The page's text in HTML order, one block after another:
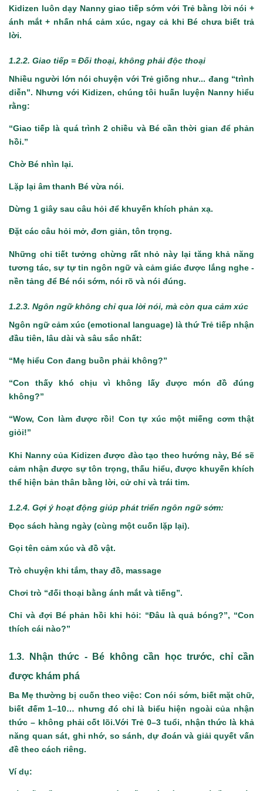
Kidizen luôn dạy Nanny giao tiếp sớm với Trẻ bằng lời nói +
ánh mắt + nhấn nhá cảm xúc, ngay cả khi Bé chưa biết trả
lời.
1.2.2. Giao tiếp = Đối thoại, không phải độc thoại
Nhiều người lớn nói chuyện với Trẻ giống như... đang “trình
diễn”. Nhưng với Kidizen, chúng tôi huấn luyện Nanny hiểu
rằng:
“Giao tiếp là quá trình 2 chiều và Bé cần thời gian để phản
hồi.”
Chờ Bé nhìn lại.
Lặp lại âm thanh Bé vừa nói.
Dừng 1 giây sau câu hỏi để khuyến khích phản xạ.
Đặt các câu hỏi mở, đơn giản, tôn trọng.
Những chi tiết tưởng chừng rất nhỏ này lại tăng khả năng
tương tác, sự tự tin ngôn ngữ và cảm giác được lắng nghe -
nền tảng để Bé nói sớm, nói rõ và nói đúng.
1.2.3. Ngôn ngữ không chỉ qua lời nói, mà còn qua cảm xúc
Ngôn ngữ cảm xúc (emotional language) là thứ Trẻ tiếp nhận
đầu tiên, lâu dài và sâu sắc nhất:
“Mẹ hiểu Con đang buồn phải không?”
“Con thấy khó chịu vì không lấy được món đồ đúng
không?”
“Wow, Con làm được rồi! Con tự xúc một miếng cơm thật
giỏi!”
Khi Nanny của Kidizen được đào tạo theo hướng này, Bé sẽ
cảm nhận được sự tôn trọng, thấu hiểu, được khuyến khích
thể hiện bản thân bằng lời, cử chỉ và trái tim.
1.2.4. Gợi ý hoạt động giúp phát triển ngôn ngữ sớm:
Đọc sách hàng ngày (cùng một cuốn lặp lại).
Gọi tên cảm xúc và đồ vật.
Trò chuyện khi tắm, thay đồ, massage
Chơi trò “đối thoại bằng ánh mắt và tiếng”.
Chỉ và đợi Bé phản hồi khi hỏi: “Đâu là quả bóng?”, “Con
thích cái nào?”
1.3. Nhận thức - Bé không cần học trước, chỉ cần
được khám phá
Ba Mẹ thường bị cuốn theo việc: Con nói sớm, biết mặt chữ,
biết đếm 1–10… nhưng đó chỉ là biểu hiện ngoài của nhận
thức – không phải cốt lõi.Với Trẻ 0–3 tuổi, nhận thức là khả
năng quan sát, ghi nhớ, so sánh, dự đoán và giải quyết vấn
đề theo cách riêng.
Ví dụ: